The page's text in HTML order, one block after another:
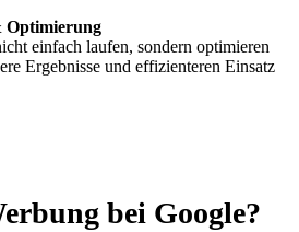
Optimierung
einfach laufen, sondern optimieren
Ergebnisse und effizienteren Einsatz
bei Google?